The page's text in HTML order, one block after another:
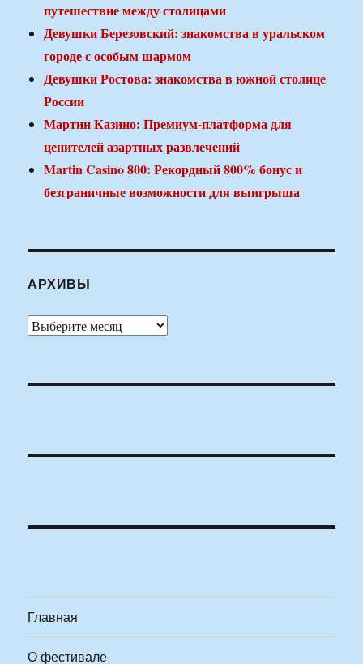
путешествие между столицами
Девушки Березовский: знакомства в уральском
городе с особым шармом
Девушки Ростова: знакомства в южной столице
России
Мартин Казино: Премиум-платформа для
ценителей азартных развлечений
Martin Casino 800: Рекордный 800% бонус и
безграничные возможности для выигрыша
АРХИВЫ
Архивы
Главная
О фестивале